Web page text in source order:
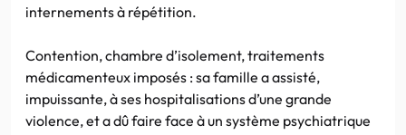
internements à répétition.
Contention, chambre d’isolement, traitements
médicamenteux imposés : sa famille a assisté,
impuissante, à ses hospitalisations d’une grande
violence, et a dû faire face à un système psychiatrique